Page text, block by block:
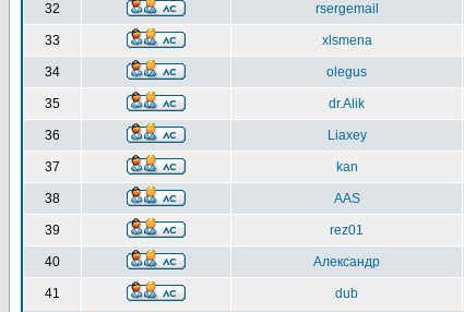
32 rsergemail
33 xlsmena
34 olegus
35 dr.Alik
36 Liaxey
37 kan
38 AAS
39 rez01
40 Александр
41 dub